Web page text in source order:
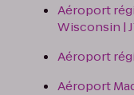
Aéroport
Wisconsin |
Aéroport
Aéroport